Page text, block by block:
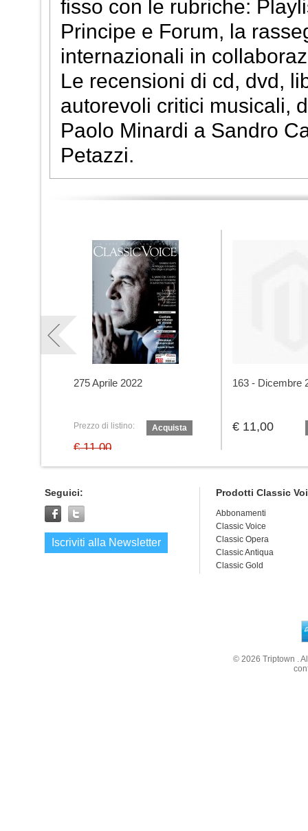
fisso con le rubriche:
Principe e Forum, la
internazionali in
Le recensioni di cd, dvd,
autorevoli critici musicali,
Paolo Minardi a Sandro
Petazzi.
275 Aprile 2022
Prezzo di listino:
€ 11,00
Prezzo speciale:
€ 10,00
Acquista
163 - Dicembre
€ 11,00
Seguici:
Iscriviti alla Newsletter
Prodotti Classic
Abbonamenti
Classic Voice
Classic Opera
Classic Antiqua
Classic Gold
© 2026Triptown .